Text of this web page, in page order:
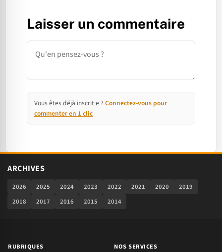
Laisser un commentaire
Commentaire
Vous êtes déjà inscrit·e ? Connectez-vous pour
commenter en 1 clic
ARCHIVES
2026 2025 2024 2023 2022 2021 2020
2019
2018
2017 2016 2015 2014
RUBRIQUES
NOS SERVICES